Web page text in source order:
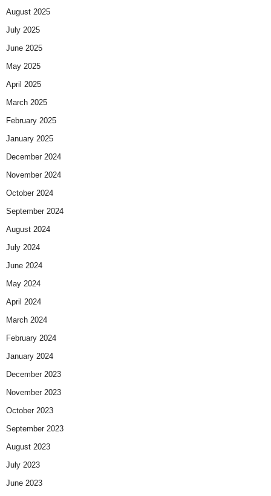
August 2025
July 2025
June 2025
May 2025
April 2025
March 2025
February 2025
January 2025
December 2024
November 2024
October 2024
September 2024
August 2024
July 2024
June 2024
May 2024
April 2024
March 2024
February 2024
January 2024
December 2023
November 2023
October 2023
September 2023
August 2023
July 2023
June 2023